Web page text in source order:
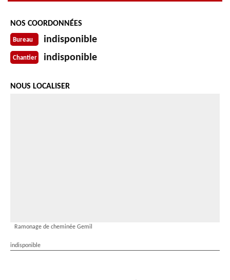
NOS COORDONNÉES
Bureau indisponible
Chantier indisponible
NOUS LOCALISER
Ramonage de cheminée Gemil
indisponible